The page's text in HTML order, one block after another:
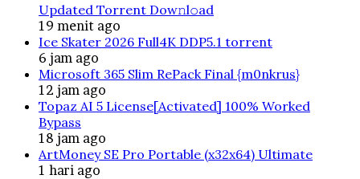
Updated Torrent Dow𝚗l𝚘аd
19 menit ago
Ice Skater 2026 Full4K DDP5.1 torrent
6 jam ago
Microsoft 365 Slim RePack Final {m0nkrus}
12 jam ago
Topaz AI 5 License[Activated] 100% Worked
Bypass
18 jam ago
ArtMoney SE Pro Portable (x32x64) Ultimate
1 hari ago